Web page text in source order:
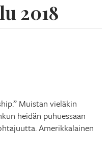
2018
Muistan vieläkin
heidän puhuessaan
Amerikkalainen